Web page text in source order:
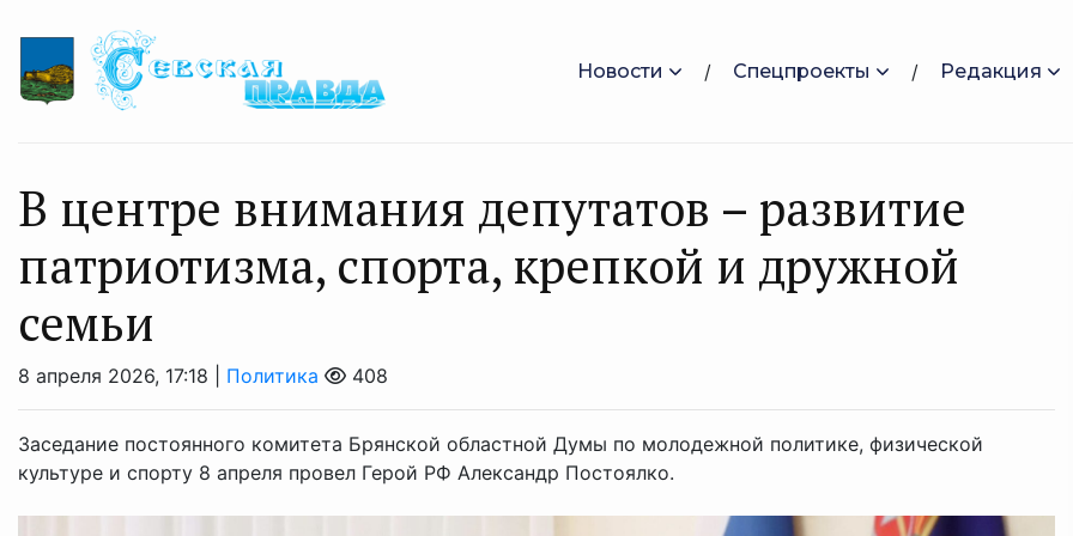
Новости Спецпроекты Редакция
В центре внимания депутатов – развитие
патриотизма, спорта, крепкой и дружной
семьи
8 апреля 2026, 17:18 | Политика 408
Заседание постоянного комитета Брянской областной Думы по молодежной политике, физической
культуре и спорту 8 апреля провел Герой РФ Александр Постоялко.